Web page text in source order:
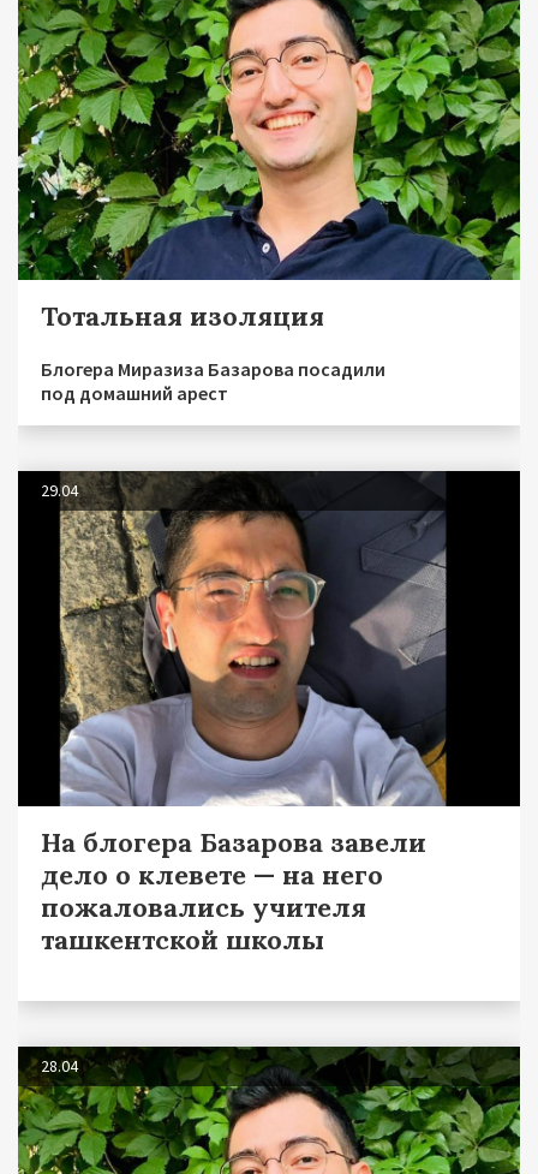
Тотальная изоляция
Блогера Миразиза Базарова посадили
под домашний арест
29.04
На блогера Базарова завели
дело о клевете — на него
пожаловались учителя
ташкентской школы
28.04